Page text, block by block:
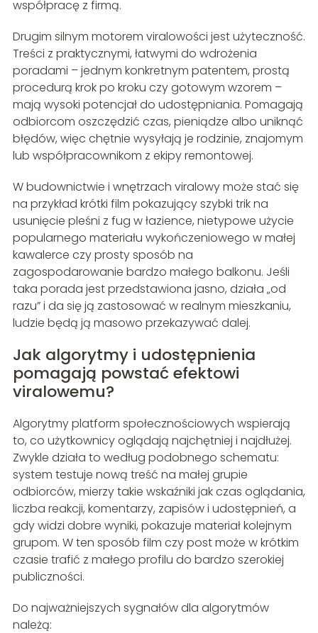
współpracę z firmą.
Drugim silnym motorem viralowości jest użyteczność.
Treści z praktycznymi, łatwymi do wdrożenia
poradami – jednym konkretnym patentem, prostą
procedurą krok po kroku czy gotowym wzorem –
mają wysoki potencjał do udostępniania. Pomagają
odbiorcom oszczędzić czas, pieniądze albo uniknąć
błędów, więc chętnie wysyłają je rodzinie, znajomym
lub współpracownikom z ekipy remontowej.
W budownictwie i wnętrzach viralowy może stać się
na przykład krótki film pokazujący szybki trik na
usunięcie pleśni z fug w łazience, nietypowe użycie
popularnego materiału wykończeniowego w małej
kawalerce czy prosty sposób na
zagospodarowanie bardzo małego balkonu. Jeśli
taka porada jest przedstawiona jasno, działa „od
razu” i da się ją zastosować w realnym mieszkaniu,
ludzie będą ją masowo przekazywać dalej.
Jak algorytmy i udostępnienia
pomagają powstać efektowi
viralowemu?
Algorytmy platform społecznościowych wspierają
to, co użytkownicy oglądają najchętniej i najdłużej.
Zwykle działa to według podobnego schematu:
system testuje nową treść na małej grupie
odbiorców, mierzy takie wskaźniki jak czas oglądania,
liczba reakcji, komentarzy, zapisów i udostępnień, a
gdy widzi dobre wyniki, pokazuje materiał kolejnym
grupom. W ten sposób film czy post może w krótkim
czasie trafić z małego profilu do bardzo szerokiej
publiczności.
Do najważniejszych sygnałów dla algorytmów
należą: